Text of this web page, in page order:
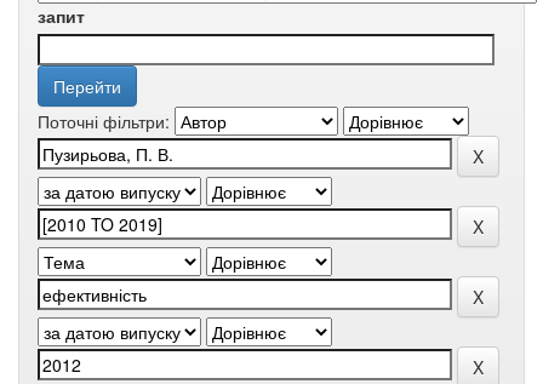
запит
Поточні фільтри: